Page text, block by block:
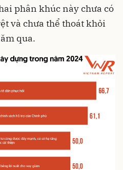
phân khúc này chưa có
và chưa thể thoát khỏi
qua.